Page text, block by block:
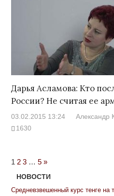
Дарья Асламова: Кто
России? Не считая ее
03.02.2015 13:24 Александр
1630
1 2 3 … 5 Next
Posts
»
НОВОСТИ
Средневзвешенный курс тенге на